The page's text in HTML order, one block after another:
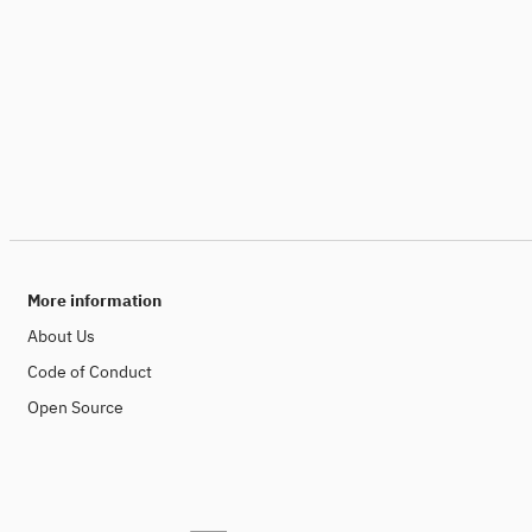
More information
About Us
Code of Conduct
Open Source